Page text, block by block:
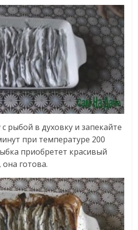
рыбой в духовку и запекайте
при температуре 200
приобретет красивый
готова.